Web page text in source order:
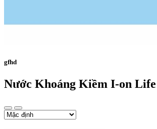
gfhd
Nước Khoáng Kiềm I-on Life